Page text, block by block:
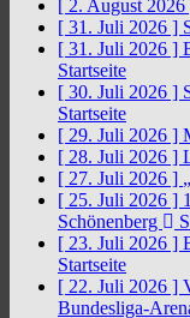
[ 2. August 2026
[ 31. Juli 2026 ]
[ 31. Juli 2026 ]
Startseite
[ 30. Juli 2026 ]
Startseite
[ 29. Juli 2026 ]
[ 28. Juli 2026 ]
[ 27. Juli 2026 ]
[ 25. Juli 2026 ]
Schönenberg
[ 23. Juli 2026 ]
Startseite
[ 22. Juli 2026 ]
Bundesliga-